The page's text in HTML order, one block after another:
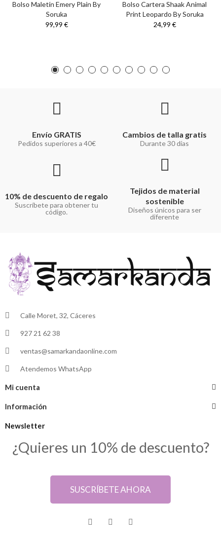
Bolso Maletín Emery Plain By
Soruka
99,99 €
Bolso Cartera Shaak Animal
Print Leopardo By Soruka
24,99 €
Envío GRATIS
Pedidos superiores a 40€
Cambios de talla gratis
Durante 30 días
10% de descuento de regalo
Suscríbete para obtener tu
código.
Tejidos de material
sostenible
Diseños únicos para ser
diferente
Calle Moret, 32, Cáceres
927 21 62 38
ventas@samarkandaonline.com
Atendemos WhatsApp
Mi cuenta
Información
Newsletter
¿Quieres un 10% de descuento?
SUSCRÍBETE AHORA